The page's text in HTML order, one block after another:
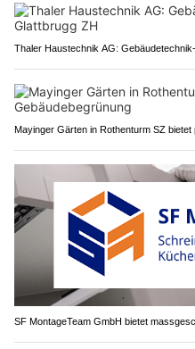
Thaler Haustechnik AG:
Mayinger Gärten in Rothenturm SZ
SF MontageTeam GmbH bietet